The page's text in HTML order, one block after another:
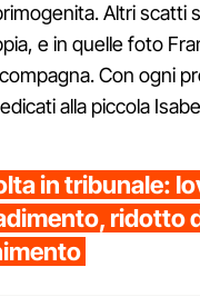
Altri scatti
e in quelle foto
Con ogni
alla piccola
in tribunale:
ridotto